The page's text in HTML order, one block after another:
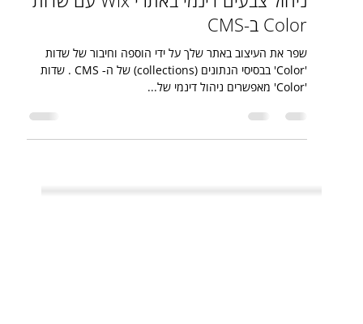
2 ביולי 2025 זמן קריאה 3 דקות
ניהול צבעים דינמי באתרי Wix עם שדות
Color ב-CMS
'Color' בבסיסי הנתונים (collections) של ה‑ CMS . שדות
'Color' מאפשרים ניהול דינמי של...